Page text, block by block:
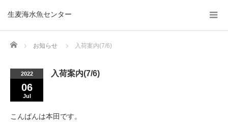
生麦海水魚センター
Home お知らせ 入荷案内(7/6)
2022
06
Jul
入荷案内(7/6)
こんばんは本田です。